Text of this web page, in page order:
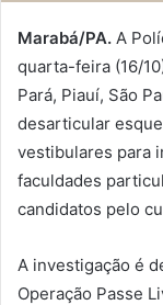
Marabá/PA. A
quarta-feira (16/
Pará, Piauí, São
desarticular
vestibulares para
faculdades
candidatos pelo
A investigação é
Operação Passe